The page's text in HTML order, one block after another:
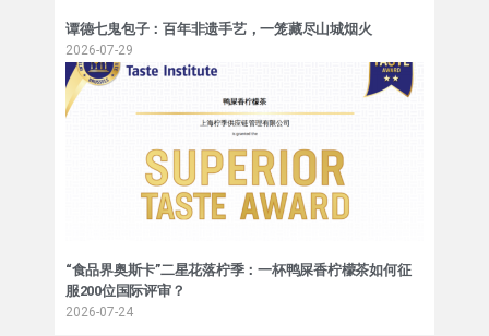
谭德七鬼包子：百年非遗手艺，一笼藏尽山城烟火
2026-07-29
“食品界奥斯卡”二星花落柠季：一杯鸭屎香柠檬茶如何征
服200位国际评审？
2026-07-24